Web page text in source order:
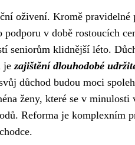
oživení. Kromě pravidelné
v době rostoucích
seniorům klidnější léto.
jezajištění dlouhodobé
důchod budou moci
ženy, které se v
Reforma je komplexním